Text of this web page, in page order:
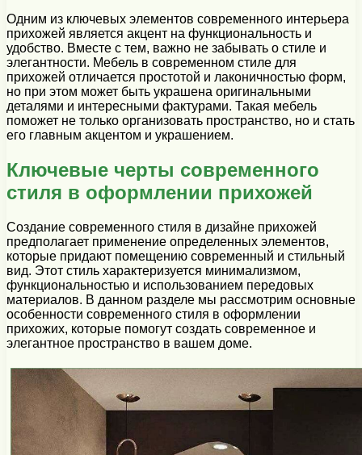
Одним из ключевых элементов современного интерьера
прихожей является акцент на функциональность и
удобство. Вместе с тем, важно не забывать о стиле и
элегантности. Мебель в современном стиле для
прихожей отличается простотой и лаконичностью форм,
но при этом может быть украшена оригинальными
деталями и интересными фактурами. Такая мебель
поможет не только организовать пространство, но и стать
его главным акцентом и украшением.
Ключевые черты современного
стиля в оформлении прихожей
Создание современного стиля в дизайне прихожей
предполагает применение определенных элементов,
которые придают помещению современный и стильный
вид. Этот стиль характеризуется минимализмом,
функциональностью и использованием передовых
материалов. В данном разделе мы рассмотрим основные
особенности современного стиля в оформлении
прихожих, которые помогут создать современное и
элегантное пространство в вашем доме.